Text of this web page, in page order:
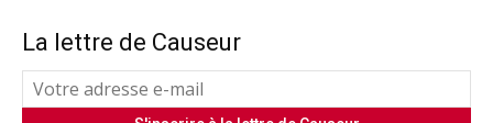
La lettre de Causeur